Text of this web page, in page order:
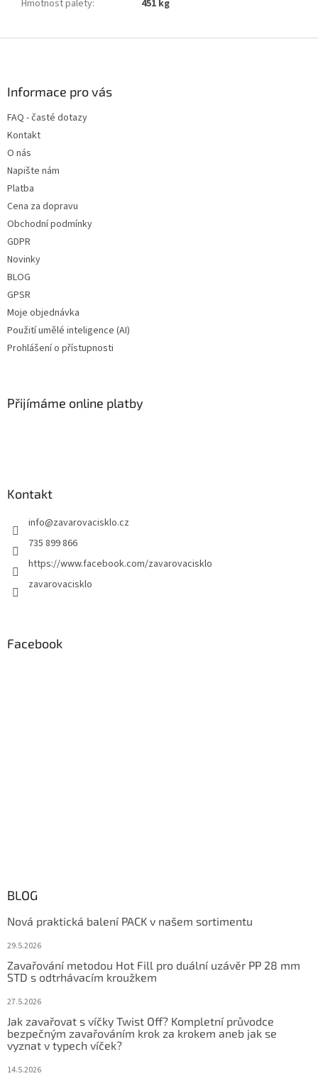
Hmotnost palety: 451 kg
Informace pro vás
FAQ - časté dotazy
Kontakt
O nás
Napište nám
Platba
Cena za dopravu
Obchodní podmínky
GDPR
Novinky
BLOG
GPSR
Moje objednávka
Použití umělé inteligence (AI)
Prohlášení o přístupnosti
Přijímáme online platby
Kontakt
info@zavarovacisklo.cz
735 899 866
https://www.facebook.com/zavarovacisklo
zavarovacisklo
Facebook
BLOG
Nová praktická balení PACK v našem sortimentu
29.5.2026
Zavařování metodou Hot Fill pro duální uzávěr PP 28 mm
STD s odtrhávacím kroužkem
27.5.2026
Jak zavařovat s víčky Twist Off? Kompletní průvodce
bezpečným zavařováním krok za krokem aneb jak se
vyznat v typech víček?
14.5.2026